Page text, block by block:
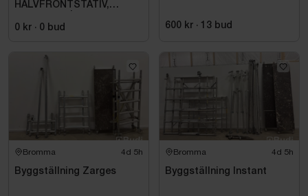
HALVFRONTSTATIV,
GB2164150100
0 kr · 0 bud 600 kr · 13 bud
Bromma 4d 5h
Byggställning Zarges
Bromma 4d 5h
Byggställning Instant